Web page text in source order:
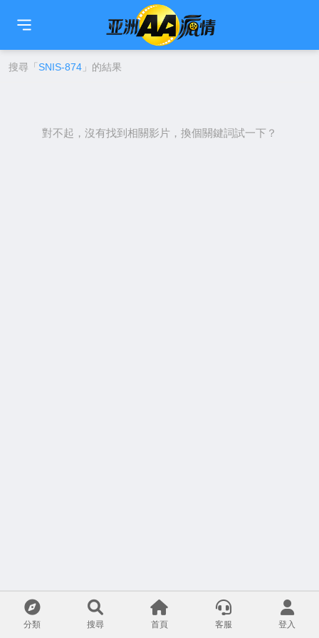
🇹🇼 简中 🇺🇸EN 🇯🇵日本語
搜尋「 SNIS-874 」的結果
對不起，沒有找到相關影片，換個關鍵詞試一下？
分類 搜尋 首頁 客服 登入